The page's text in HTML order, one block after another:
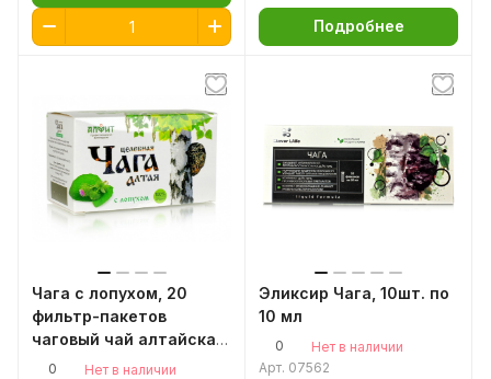
Подробнее
Чага с лопухом, 20
фильтр-пакетов
чаговый чай алтайская
чага чай
0
Нет в наличии
Эликсир Чага, 10шт. по
10 мл
0
Нет в наличии
Арт. 07562